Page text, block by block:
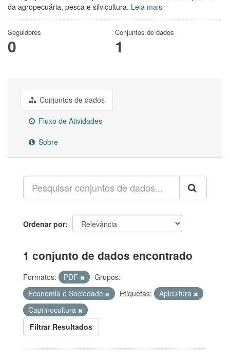
da agropecuária, pesca e silvicultura. Leia mais
Seguidores
0
Conjuntos de dados
1
Conjuntos de dados
Fluxo de Atividades
Sobre
Ordenar por
1 conjunto de dados encontrado
Formatos: PDF
Grupos:
Economia e Sociedade
Etiquetas:
Apicultura
Caprinocultura
Filtrar Resultados